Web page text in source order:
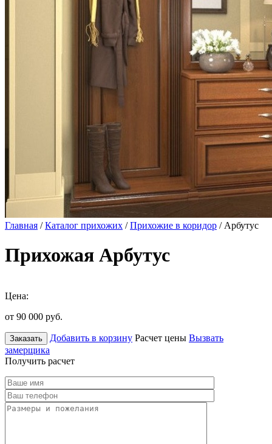
Главная /Каталог прихожих /Прихожие в коридор / Арбутус
Прихожая Арбутус
Цена:
от 90 000 руб.
Заказать Добавить в корзину Расчет цены Вызвать
замерщика
Получить расчет